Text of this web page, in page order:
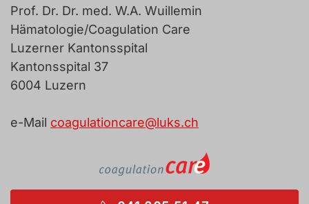
Prof. Dr. Dr. med. W.A. Wuillemin
Hämatologie/Coagulation Care
Luzerner Kantonsspital
Kantonsspital 37
6004 Luzern
e-Mail coagulationcare@luks.ch